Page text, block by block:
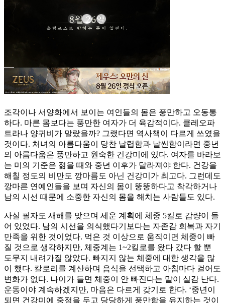
조각이나 서양화에서 보이는 여인들의 몸은 풍만하고 오동통
하다. 마른 몸보다는 풍만한 여자가 더 육감적이다. 클레오파
트라나 양귀비가 말랐을까? 그랬다면 역사책이 다르게 쓰였을
것이다. 처녀의 아름다움이 당찬 날렵함과 날씬함이라면 중년
의 아름다움은 풍만하고 원숙한 건강미에 있다. 여자를 바라보
는 미의 기준은 젊을 때와 중년 이후가 달라져야 한다. 건강을
해칠 정도의 비만도 깡마름도 아닌 건강미가 최고다. 그런데도
깡마른 연예인들을 보며 자신의 몸이 뚱뚱하다고 착각하거나
남의 시선 때문에 소중한 자신의 몸을 해치는 사람들도 있다.
사실 필자도 새해를 맞으며 세운 계획에 체중 5킬로 감량이 들
어 있었다. 남의 시선을 의식했다기보다는 자존감 회복과 자기
만족을 위한 것이었다. 먹은 것 이상으로 움직이면 체중이 빠
질 것으로 생각하지만, 체중계는 1~2킬로를 왔다 갔다 할 뿐
도무지 내려가질 않았다. 빠지지 않는 체중에 대한 생각을 많
이 했다. 칼로리를 계산하며 음식을 선택하고 아침마다 걸어도
변화가 없다. 나이가 들면 체중이 안 빠진다는 말이 실감 난다.
운동이야 계속하겠지만, 마음은 다르게 갖기로 한다. ‘중년이
되면 건강미에 중점을 두고 당당하게 풍만함을 유지하는 것이